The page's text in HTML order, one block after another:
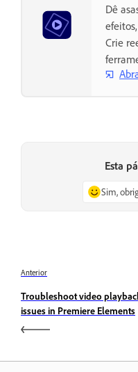
Dê
Crie
Esta
Sim,
Anterior
Troubleshoot video
issues in Premiere Elements